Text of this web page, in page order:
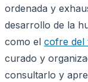
ordenada y
desarrollo de la
como el cofre del
curado y
consultarlo y